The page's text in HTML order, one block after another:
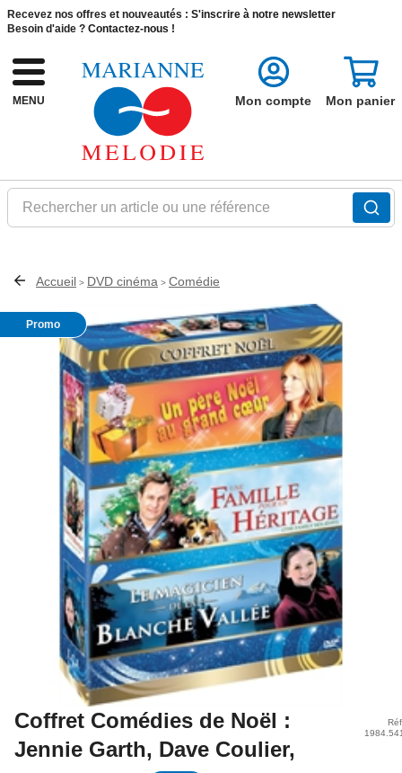
Recevez nos offres et nouveautés : S'inscrire à notre newsletter
Besoin d'aide ? Contactez-nous !
MENU
Rechercher un article ou une référence
Mon compte Mon panier
Accueil > DVD cinéma > Comédie
Promo
Coffret Comédies de Noël :
Jennie Garth, Dave Coulier,